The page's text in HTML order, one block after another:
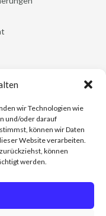
wir Technologien wie
und/oder darauf
können wir Daten
Website verarbeiten.
können
werden.